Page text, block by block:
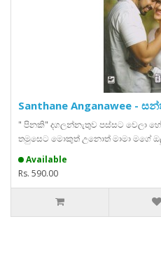
Santhane Anganawee -
" පිනකි" දගලන්නැතුව පස්සට වෙලා
තමුසෙට මොකුත් උනොත් මාමා මගේ
Available
Rs. 590.00